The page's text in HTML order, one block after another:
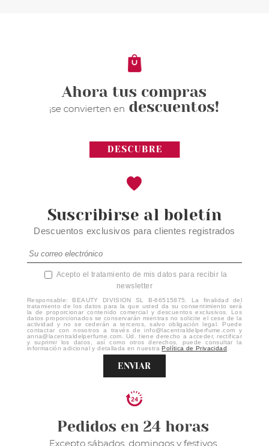
3.88€
Suscribirse al boletín
Descuentos exclusivos para clientes registrados
Acepto el tratamiento de mis datos para recibir la
newsletter
Responsable: BEAUTY DIVISION SL B-66515875. La finalidad del
tratamiento de los datos para la que usted da su consentimiento será
la de proporcionar contenido comercial y descuentos exclusivos. Los
datos proporcionados se conservarán mientras no solicite el cese de la
actividad y no se cederán a terceros, salvo obligación legal. Puede
contactar con nosotros a través de info@lacentraldelperfume.com y
anna@lacentraldelperfume.com. Ud. tiene derecho a acceder, rectificar
y suprimir los datos, así como otros derechos, puede consultar la
información adicional y detallada en nuestraPolítica de Privacidad
ENVIAR